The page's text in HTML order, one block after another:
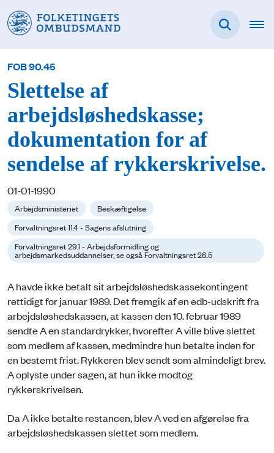
FOB 90.45
Slettelse af
arbejdsløshedskasse;
dokumentation for af
sendelse af rykkerskrivelse.
01-01-1990
Arbejdsministeriet
Beskæftigelse
Forvaltningsret 11.4 - Sagens afslutning
Forvaltningsret 29.1 - Arbejdsformidling og
arbejdsmarkedsuddannelser, se også Forvaltningsret 26.5
A havde ikke betalt sit arbejdsløshedskassekontingent
rettidigt for januar 1989. Det fremgik af en edb-udskrift fra
arbejdsløshedskassen, at kassen den 10. februar 1989
sendte A en standardrykker, hvorefter A ville blive slettet
som medlem af kassen, medmindre hun betalte inden for
en bestemt frist. Rykkeren blev sendt som almindeligt brev.
A oplyste under sagen, at hun ikke modtog
rykkerskrivelsen.
Da A ikke betalte restancen, blev A ved en afgørelse fra
arbejdsløshedskassen slettet som medlem.